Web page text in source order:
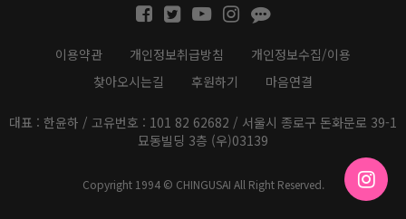
이용약관 개인정보취급방침
개인정보수집/이용
찾아오시는길
후원하기 마음연결
대표 : 한윤하 / 고유번호 : 101 82 62682 / 서울시 종로구 돈화문로 39-1
묘동빌딩 3층 (우)03139
Copyright 1994 © CHINGUSAI All Right Reserved.